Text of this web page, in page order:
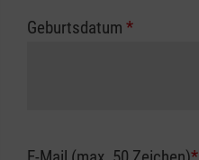
Geburtsdatum *